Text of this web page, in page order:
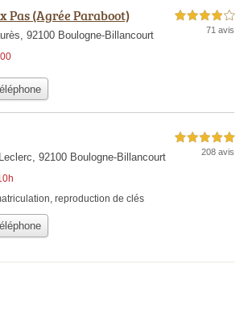
Pas (Agrée Paraboot)
92100 Boulogne-Billancourt
4,0 étoiles sur 5
71 avis
92100 Boulogne-Billancourt
5,0 étoiles sur 5
208 avis
, reproduction de clés